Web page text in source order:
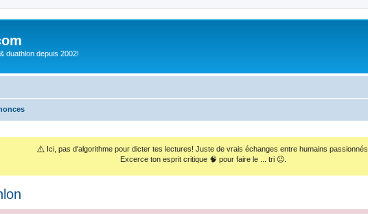
duathlon depuis 2002!
⚠️ Ici, pas d'algorithme pour dicter tes lectures! Juste de vrais échanges entre humains passionnés.
Excerce ton esprit critique 🧠 pour faire le ... tri 😉.